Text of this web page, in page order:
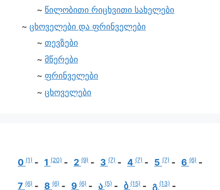
წილობითი რიცხვითი სახელები
ცხოველები და ფრინველები
თევზები
მწერები
ფრინველები
ცხოველები
0 (1) 1 (20) 2 (9) 3 (7) 4 (7) 5 (7) 6 (6)
7 (6) 8 (6) 9 (6) ა (5) ბ (15) გ (13)